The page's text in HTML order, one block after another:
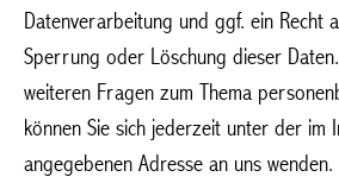
Datenverarbeitung und ggf. ein Recht
Sperrung oder Löschung dieser
weiteren Fragen zum Thema
können Sie sich jederzeit unter der im
angegebenen Adresse an uns wenden.